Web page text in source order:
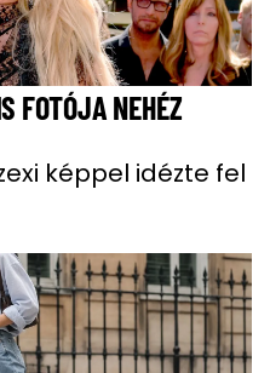
FOTÓJA NEHÉZ
képpel idézte fel